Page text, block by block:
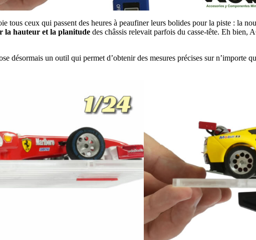
tous ceux qui passent des heures à peaufiner leurs bolides pour la piste : la
la hauteur et la planitude des châssis relevait parfois du casse-tête. Eh
désormais un outil qui permet d’obtenir des mesures précises sur n’importe